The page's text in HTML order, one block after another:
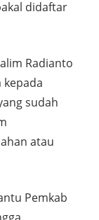
didaftar
Radianto
kepada
sudah
atau
Pemkab